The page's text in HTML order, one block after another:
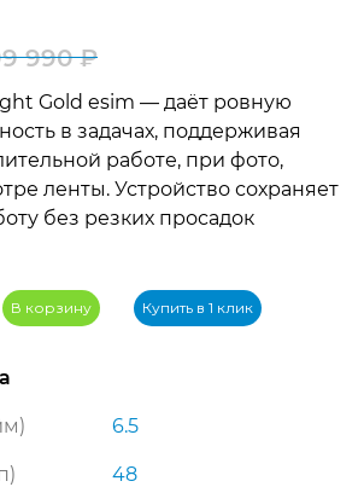
990₽
цена
составляла
99
990 ₽.
цена:
88
990 ₽.
Gold esim — даёт ровную
в задачах, поддерживая
работе, при фото,
ленты. Устройство сохраняет
без резких просадок
В корзину Купить в 1 клик
6.5
48